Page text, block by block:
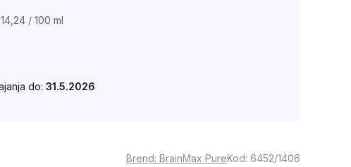
/ 100 ml
do: 31.5.2026
Brend: BrainMax PureKod: 6452/1406